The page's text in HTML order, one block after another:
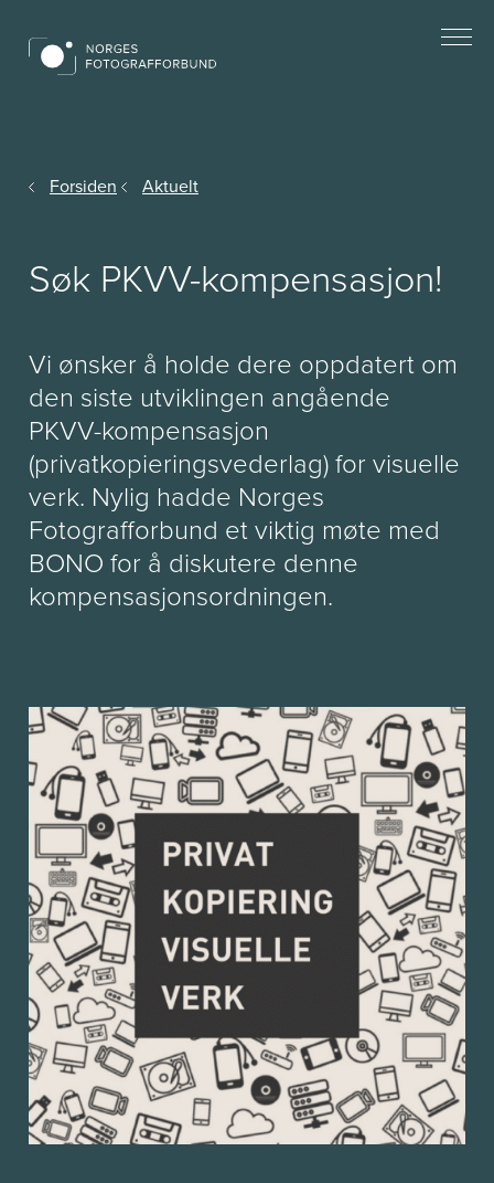
Forsiden Aktuelt
Søk PKVV-kompensasjon!
Vi ønsker å holde dere oppdatert om
den siste utviklingen angående
PKVV-kompensasjon
(privatkopieringsvederlag) for visuelle
verk. Nylig hadde Norges
Fotografforbund et viktig møte med
BONO for å diskutere denne
kompensasjonsordningen.